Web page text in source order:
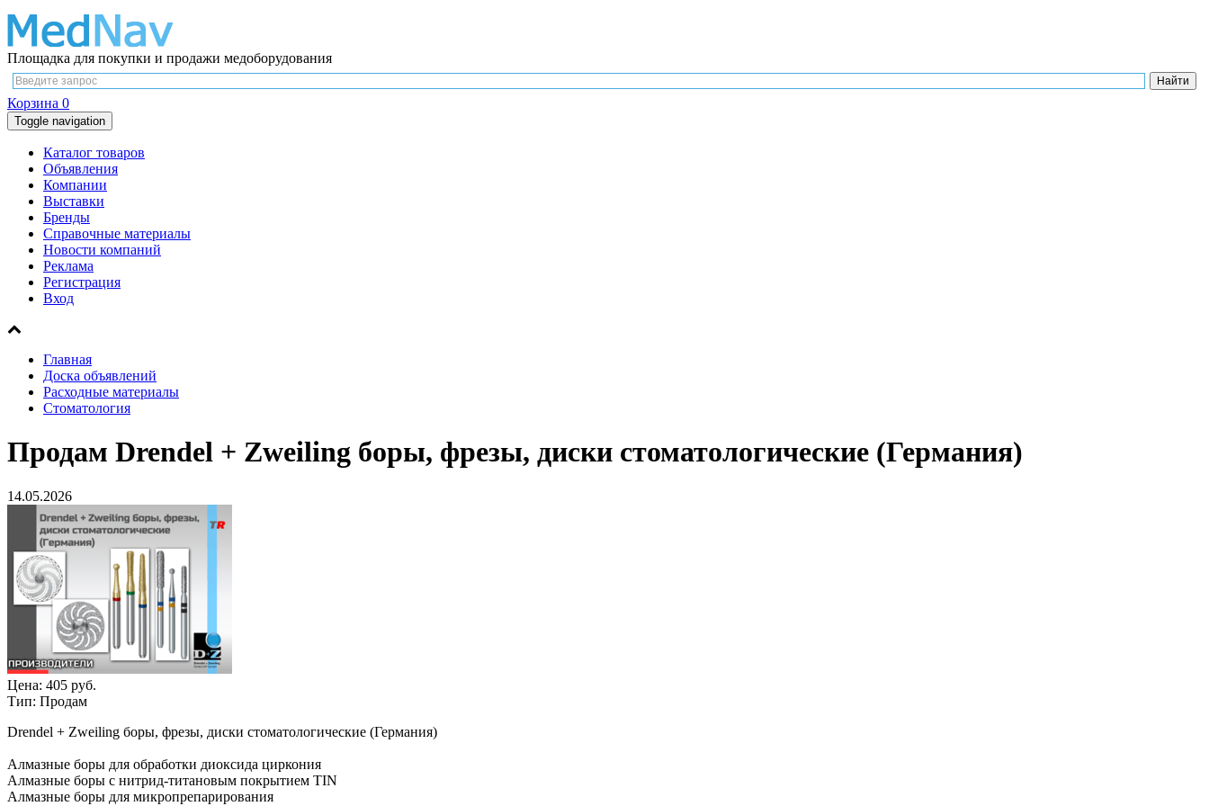
Площадка для покупки и продажи медоборудования
Корзина 0
Toggle navigation
Каталог товаров
Объявления
Компании
Выставки
Бренды
Справочные материалы
Новости компаний
Реклама
Регистрация
Вход
Главная
Доска объявлений
Расходные материалы
Стоматология
Продам Drendel + Zweiling боры, фрезы, диски стоматологические (Германия)
14.05.2026
Цена: 405 руб.
Тип: Продам
Drendel + Zweiling боры, фрезы, диски стоматологические (Германия)
Алмазные боры для обработки диоксида циркония
Алмазные боры с нитрид-титановым покрытием TIN
Алмазные боры для микропрепарирования